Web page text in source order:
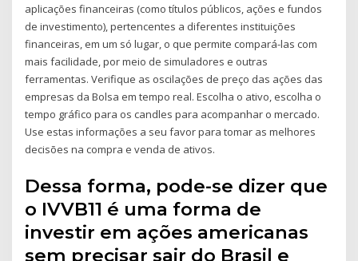
aplicações financeiras (como títulos públicos, ações e fundos
de investimento), pertencentes a diferentes instituições
financeiras, em um só lugar, o que permite compará-las com
mais facilidade, por meio de simuladores e outras
ferramentas. Verifique as oscilações de preço das ações das
empresas da Bolsa em tempo real. Escolha o ativo, escolha o
tempo gráfico para os candles para acompanhar o mercado.
Use estas informações a seu favor para tomar as melhores
decisões na compra e venda de ativos.
Dessa forma, pode-se dizer que
o IVVB11 é uma forma de
investir em ações americanas
sem precisar sair do Brasil e